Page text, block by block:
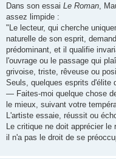
Dans son essai Le Roman ,
assez limpide :
"Le lecteur, qui cherche
naturelle de son esprit,
prédominant, et il qualifie
l'ouvrage ou le passage qui
grivoise, triste, rêveuse ou
Seuls, quelques esprits d'élite
— Faites-moi quelque chose
le mieux, suivant votre
L'artiste essaie, réussit ou
Le critique ne doit apprécier
il n'a pas le droit de se